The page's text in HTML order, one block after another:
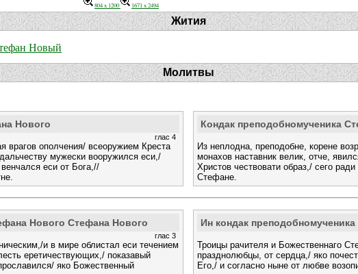
804 x 1200 1671 x 2494
Жития
Новый
Молитвы
Нового
глас 4
врагов ополчения/ всеоружием Креста
мужески вооружился еси,/
еси от Бога,//
Кондак преподобномученика
Из неплодна, преподобне, корене
монахов наставник велик, отче,
Христов чествовати образ,/ сего
Стефане.
Нового Стефана Нового
глас 3
и в мире облистал еси течением
еретичествующих,/ показавый
яко Божественный
Ин кондак
Троицы рачителя и Божественнаго
празднолюбцы, от сердца,/ яко
Его,/ и согласно ныне от любве